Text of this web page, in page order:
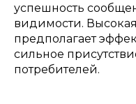
успешность
видимости.
предполагает
сильное
потребителей.